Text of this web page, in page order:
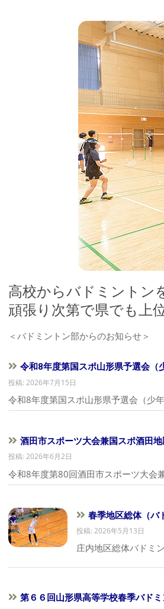
高校からバドミントン
頑張り次第で県でも上
＜バドミントン部からのお知らせ＞
令和8年度第国スポ山形県予選会（
投稿: 2026年7月15日
令和8年度第国スポ山形県予選会（少
酒田市スポーツ大会兼国スポ酒田地
投稿: 2026年6月2日
令和8年度第80回酒田市スポーツ大会
春季地区総体（バ
投稿: 2026年5月13日
庄内地区総体バドミ
第６６回山形県高等学校春季バド